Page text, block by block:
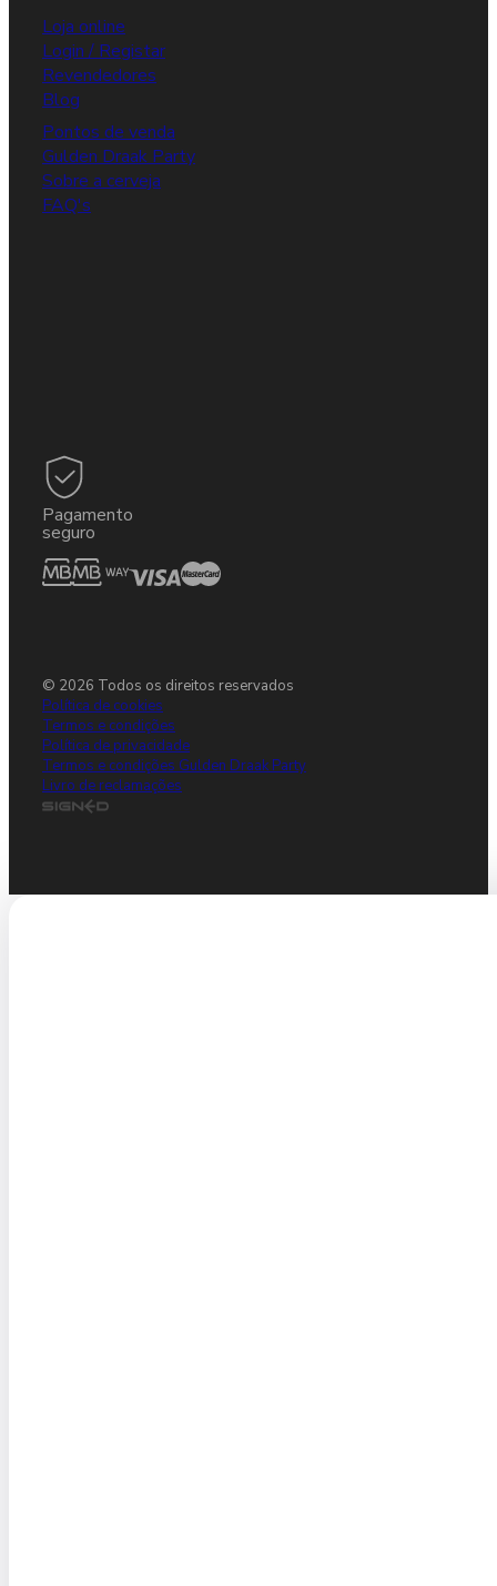
Loja online
Login / Registar
Revendedores
Blog
Pontos de venda
Gulden Draak Party
Sobre a cerveja
FAQ's
Pagamento
seguro
© 2026 Todos os direitos reservados
Política de cookies
Termos e condições
Política de privacidade
Termos e condições Gulden Draak Party
Livro de reclamações